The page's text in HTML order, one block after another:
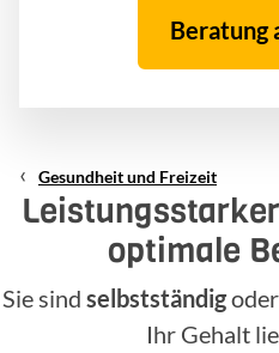
Beratung
Gesundheit und Freizeit
optimale
Sie sind selbstständigoder
Ihr Gehalt